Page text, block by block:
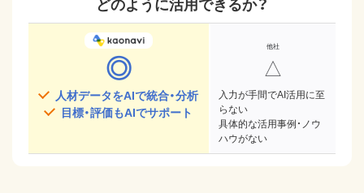
◎
人材データをAIで統合・分析
目標・評価もAIでサポート
△
入力が手間でAI活用に至
らない
具体的な活用事例・ノウ
ハウがない